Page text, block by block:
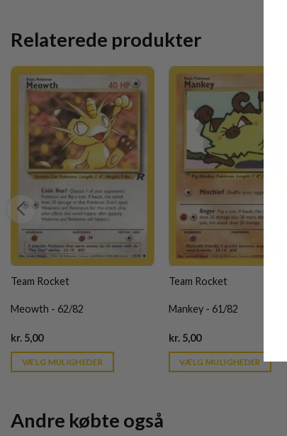
Relaterede produkter
Team Rocket
Meowth - 62/82
kr. 5,00Current
is:
kr. 39,95.
VÆLG MULIGHEDER
Team Rocket
Mankey - 61/82
kr.5,00Current
is:
kr. 39,95.
VÆLG MULIGHEDER
Andre købte også